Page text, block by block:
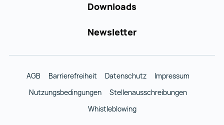
Downloads
Newsletter
AGB Barrierefreiheit Datenschutz
Impressum
Nutzungsbedingungen
Stellenausschreibungen
Whistleblowing